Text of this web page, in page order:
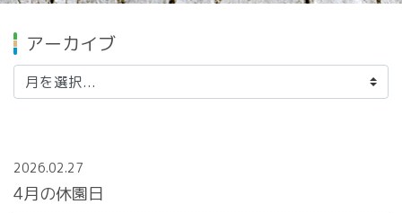
2026.02.27
4月の休園日
アーカイブ